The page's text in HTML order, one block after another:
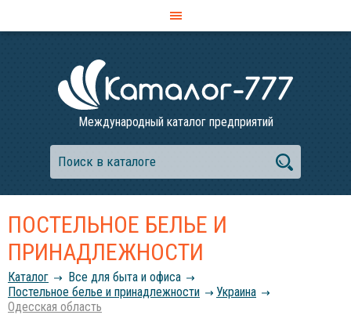
Международный каталог предприятий
ПОСТЕЛЬНОЕ БЕЛЬЕ И
ПРИНАДЛЕЖНОСТИ
Каталог
Все для быта и офиса
Постельное белье и принадлежности
Украина
Одесская область